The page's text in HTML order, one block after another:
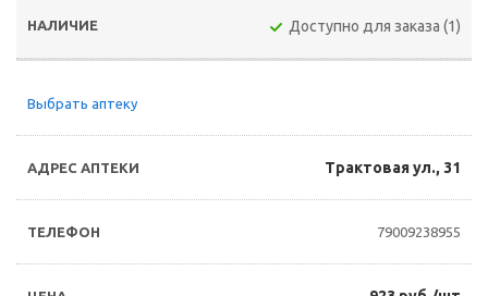
Доступно для заказа (1)
Выбрать аптеку
Трактовая ул., 31
79009238955